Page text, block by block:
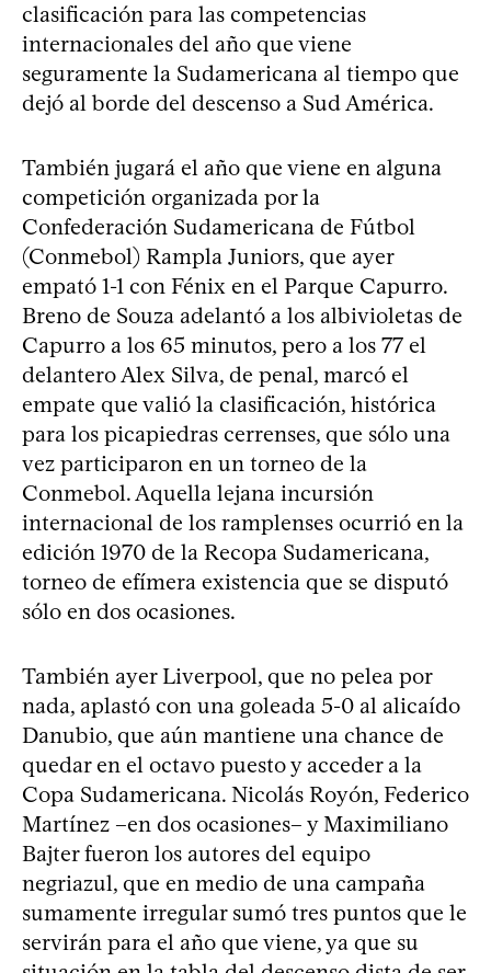
clasificación para las competencias
internacionales del año que viene
seguramente la Sudamericana al tiempo que
dejó al borde del descenso a Sud América.
También jugará el año que viene en alguna
competición organizada por la
Confederación Sudamericana de Fútbol
(Conmebol) Rampla Juniors, que ayer
empató 1-1 con Fénix en el Parque Capurro.
Breno de Souza adelantó a los albivioletas de
Capurro a los 65 minutos, pero a los 77 el
delantero Alex Silva, de penal, marcó el
empate que valió la clasificación, histórica
para los picapiedras cerrenses, que sólo una
vez participaron en un torneo de la
Conmebol. Aquella lejana incursión
internacional de los ramplenses ocurrió en la
edición 1970 de la Recopa Sudamericana,
torneo de efímera existencia que se disputó
sólo en dos ocasiones.
También ayer Liverpool, que no pelea por
nada, aplastó con una goleada 5-0 al alicaído
Danubio, que aún mantiene una chance de
quedar en el octavo puesto y acceder a la
Copa Sudamericana. Nicolás Royón, Federico
Martínez –en dos ocasiones– y Maximiliano
Bajter fueron los autores del equipo
negriazul, que en medio de una campaña
sumamente irregular sumó tres puntos que le
servirán para el año que viene, ya que su